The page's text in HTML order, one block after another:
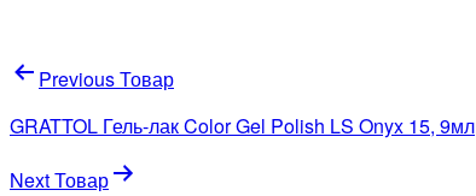
Навигация
по
записям
Previous Товар
GRATTOL Гель-лак Color Gel Polish LS Onyx 15, 9мл
Next Товар